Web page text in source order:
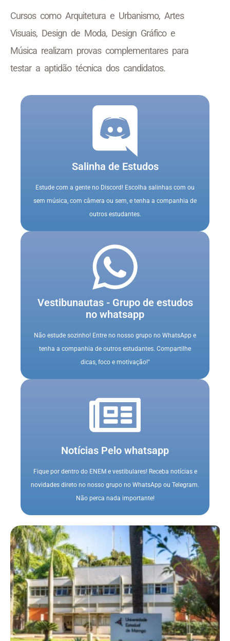
Cursos como Arquitetura e Urbanismo, Artes
Visuais, Design de Moda, Design Gráfico e
Música realizam provas complementares para
testar a aptidão técnica dos candidatos.
Salinha de Estudos
Estude com a gente no Discord! Escolha salinhas com ou
sem música, com câmera ou sem, e tenha a companhia de
outros estudantes.
Vestibunautas - Grupo de estudos
no whatsapp
Não estude sozinho! Entre no nosso grupo no WhatsApp e
tenha a companhia de outros estudantes. Compartilhe
dicas, foco e motivação!"
Notícias Pelo whatsapp
Fique por dentro do ENEM e vestibulares! Receba notícias e
novidades direto no nosso grupo no WhatsApp ou Telegram.
Não perca nada importante!